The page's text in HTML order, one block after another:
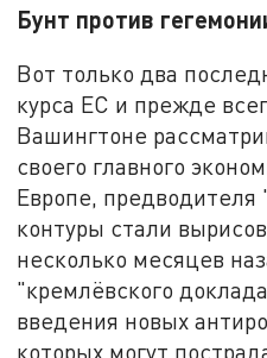
Бунт против
Вот только два
курса ЕС и прежде
Вашингтоне
своего главного
Европе, предводителя
контуры стали
несколько месяцев
"кремлёвского
введения новых
которых могут